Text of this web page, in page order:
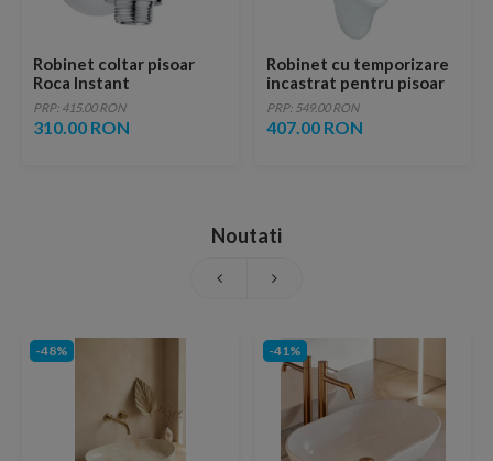
Robinet coltar pisoar
Roca Instant
PRP: 415.00 RON
310.00 RON
Robinet cu temporizare
incastrat pentru pisoar
Ideal Standard
Multisuite crom
PRP: 549.00 RON
407.00 RON
Noutati
-48% -41%